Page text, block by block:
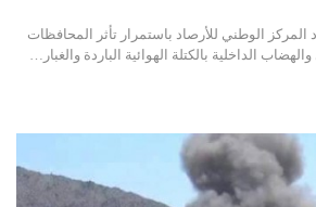
المركز الوطني للأرصاد باستمرار تأثر المحافظات
الداخلية بالكتلة الهوائية الباردة والغبار…